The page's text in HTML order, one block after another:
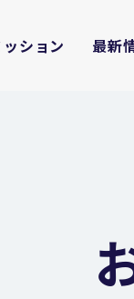
ッション 最新